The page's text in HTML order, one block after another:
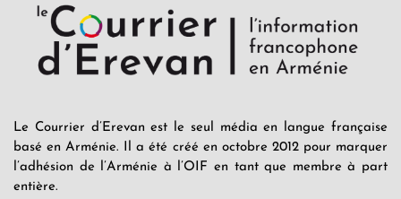
Le Courrier d’Erevan est le seul média en langue française
basé en Arménie. Il a été créé en octobre 2012 pour marquer
l’adhésion de l’Arménie à l’OIF en tant que membre à part
entière.